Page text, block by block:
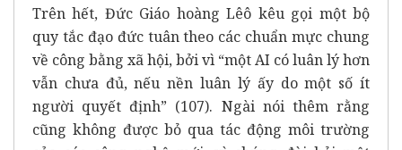
Trên hết, Đức Giáo hoàng Lêô kêu gọi một bộ
quy tắc đạo đức tuân theo các chuẩn mực chung
về công bằng xã hội, bởi vì “một AI có luân lý hơn
vẫn chưa đủ, nếu nền luân lý ấy do một số ít
người quyết định” (107). Ngài nói thêm rằng
cũng không được bỏ qua tác động môi trường